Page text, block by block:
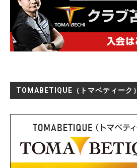
TOMABETIQUE（トマベティーク）